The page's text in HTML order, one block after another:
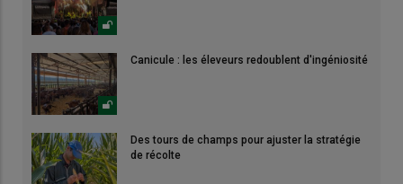
Canicule : les éleveurs redoublent d'ingéniosité
Des tours de champs pour ajuster la stratégie
de récolte